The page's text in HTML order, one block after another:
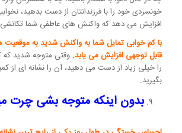
خونسردی خود را با فرزندانتان از دست بدهید،
افزایش می دهد که واکنش های عاطفی شما تکانشی
با کم خوابی تمایل شما به واکنش شدید به موقعیت
قابل توجهی افزایش می یابد. وقتی متوجه شدید که
را خیلی زیاد از دست می دهید، آن را نشانه ای از
بگیرید.
بدون اینکه متوجه بشی چرت